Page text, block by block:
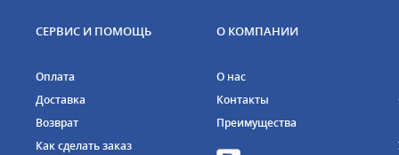
СЕРВИС И ПОМОЩЬ
Оплата
Доставка
Возврат
Как сделать заказ
О КОМПАНИИ
О нас
Контакты
Преимущества